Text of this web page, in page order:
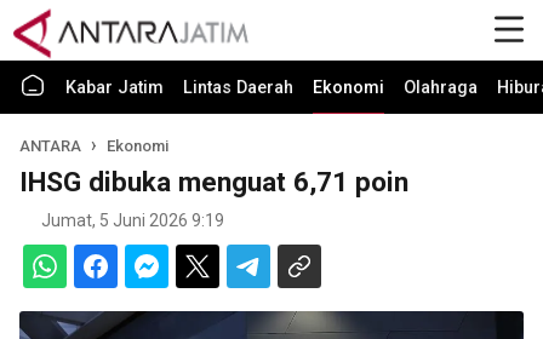
Kabar Jatim Lintas Daerah Ekonomi Olahraga
ANTARA Ekonomi
IHSG dibuka menguat 6,71 poin
Jumat, 5 Juni 2026 9:19